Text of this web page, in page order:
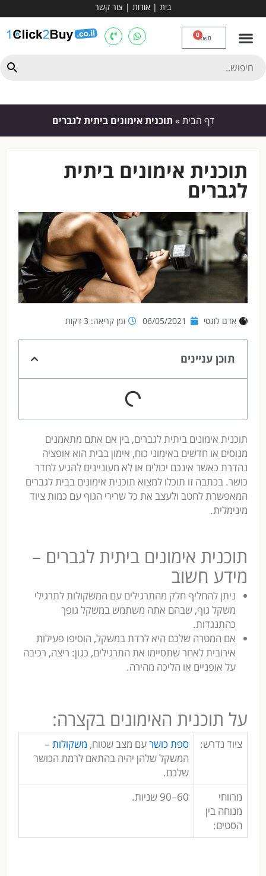
בית | אודות | צור קשר
₪0
0
דף הבית » תוכנית אימונים ביתית לגברים
תוכנית אימונים ביתית
לגברים
אדם לוגסי 06/05/2021 זמן קריאה: 3 דקות
תוכן עניינים
תוכנית אימונים ביתית לגברים, בין אם אתם מתאמנים
מנוסים או חדשים באימוני כוח, אימון בבית הוא אופציה
נהדרת כאשר אינכם יכולים או לא מעוניינים להגיע לחדר
כושר. בכתבה זו תוכלו למצוא תוכנית אימונים בבית לגברים
המאפשרת לחטב ולעצב את כל שרירי הגוף עם כמות ציוד
מינימלית.
תוכנית אימונים ביתית לגברים –
מידע חשוב
ניתן להחליף חלק מהתרגילים עם המשקולות לתרגילי
משקל גוף, שבהם אתה משתמש במשקל גופך
כהתנגדות.
אם המטרה שלכם היא לרדת במשקל, הוסיפו פעילות
אירובית לאחר שתסיימו את התרגילים, כגון: ריצה, רכיבה
על אופניים או הליכה מהירה.
על תוכנית האימונים בקצרה:
ציוד נדרש: ספת כושרעם מצב שטוח, משקולות –
המשקל שלהן יהיה בהתאם לרמת הכושר
שלכם.
מרווחי
מנוחה בין
הסטים:
60–90 שניות.